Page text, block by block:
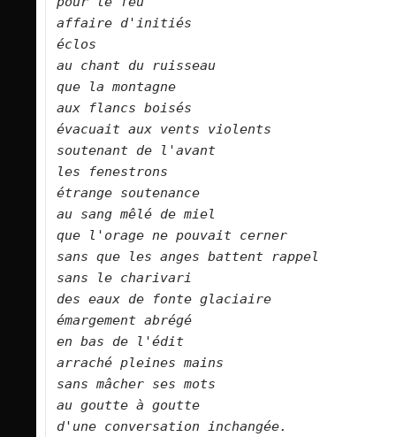
affaire d'initiés
éclos
au chant du ruisseau
que la montagne
aux flancs boisés
évacuait aux vents violents
soutenant de l'avant
les fenestrons
étrange soutenance
au sang mêlé de miel
que l'orage ne pouvait cerner
sans que les anges battent rappel
sans le charivari
des eaux de fonte glaciaire
émargement abrégé
en bas de l'édit
arraché pleines mains
sans mâcher ses mots
au goutte à goutte
d'une conversation inchangée.